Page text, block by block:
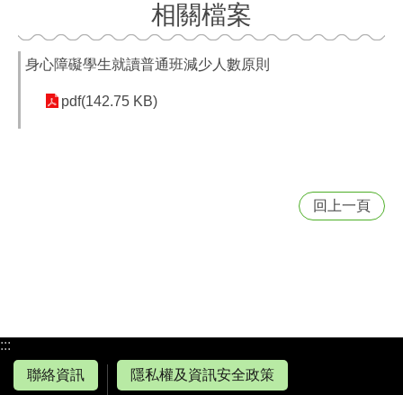
相關檔案
身心障礙學生就讀普通班減少人數原則
pdf(142.75 KB)
回上一頁
:::
聯絡資訊
隱私權及資訊安全政策